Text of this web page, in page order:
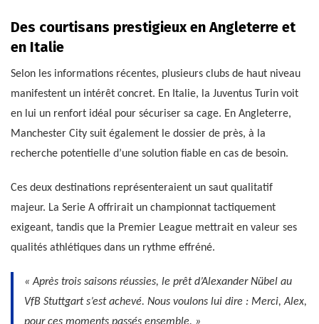
Des courtisans prestigieux en Angleterre et
en Italie
Selon les informations récentes, plusieurs clubs de haut niveau
manifestent un intérêt concret. En Italie, la Juventus Turin voit
en lui un renfort idéal pour sécuriser sa cage. En Angleterre,
Manchester City suit également le dossier de près, à la
recherche potentielle d’une solution fiable en cas de besoin.
Ces deux destinations représenteraient un saut qualitatif
majeur. La Serie A offrirait un championnat tactiquement
exigeant, tandis que la Premier League mettrait en valeur ses
qualités athlétiques dans un rythme effréné.
« Après trois saisons réussies, le prêt d’Alexander Nübel au
VfB Stuttgart s’est achevé. Nous voulons lui dire : Merci, Alex,
pour ces moments passés ensemble. »